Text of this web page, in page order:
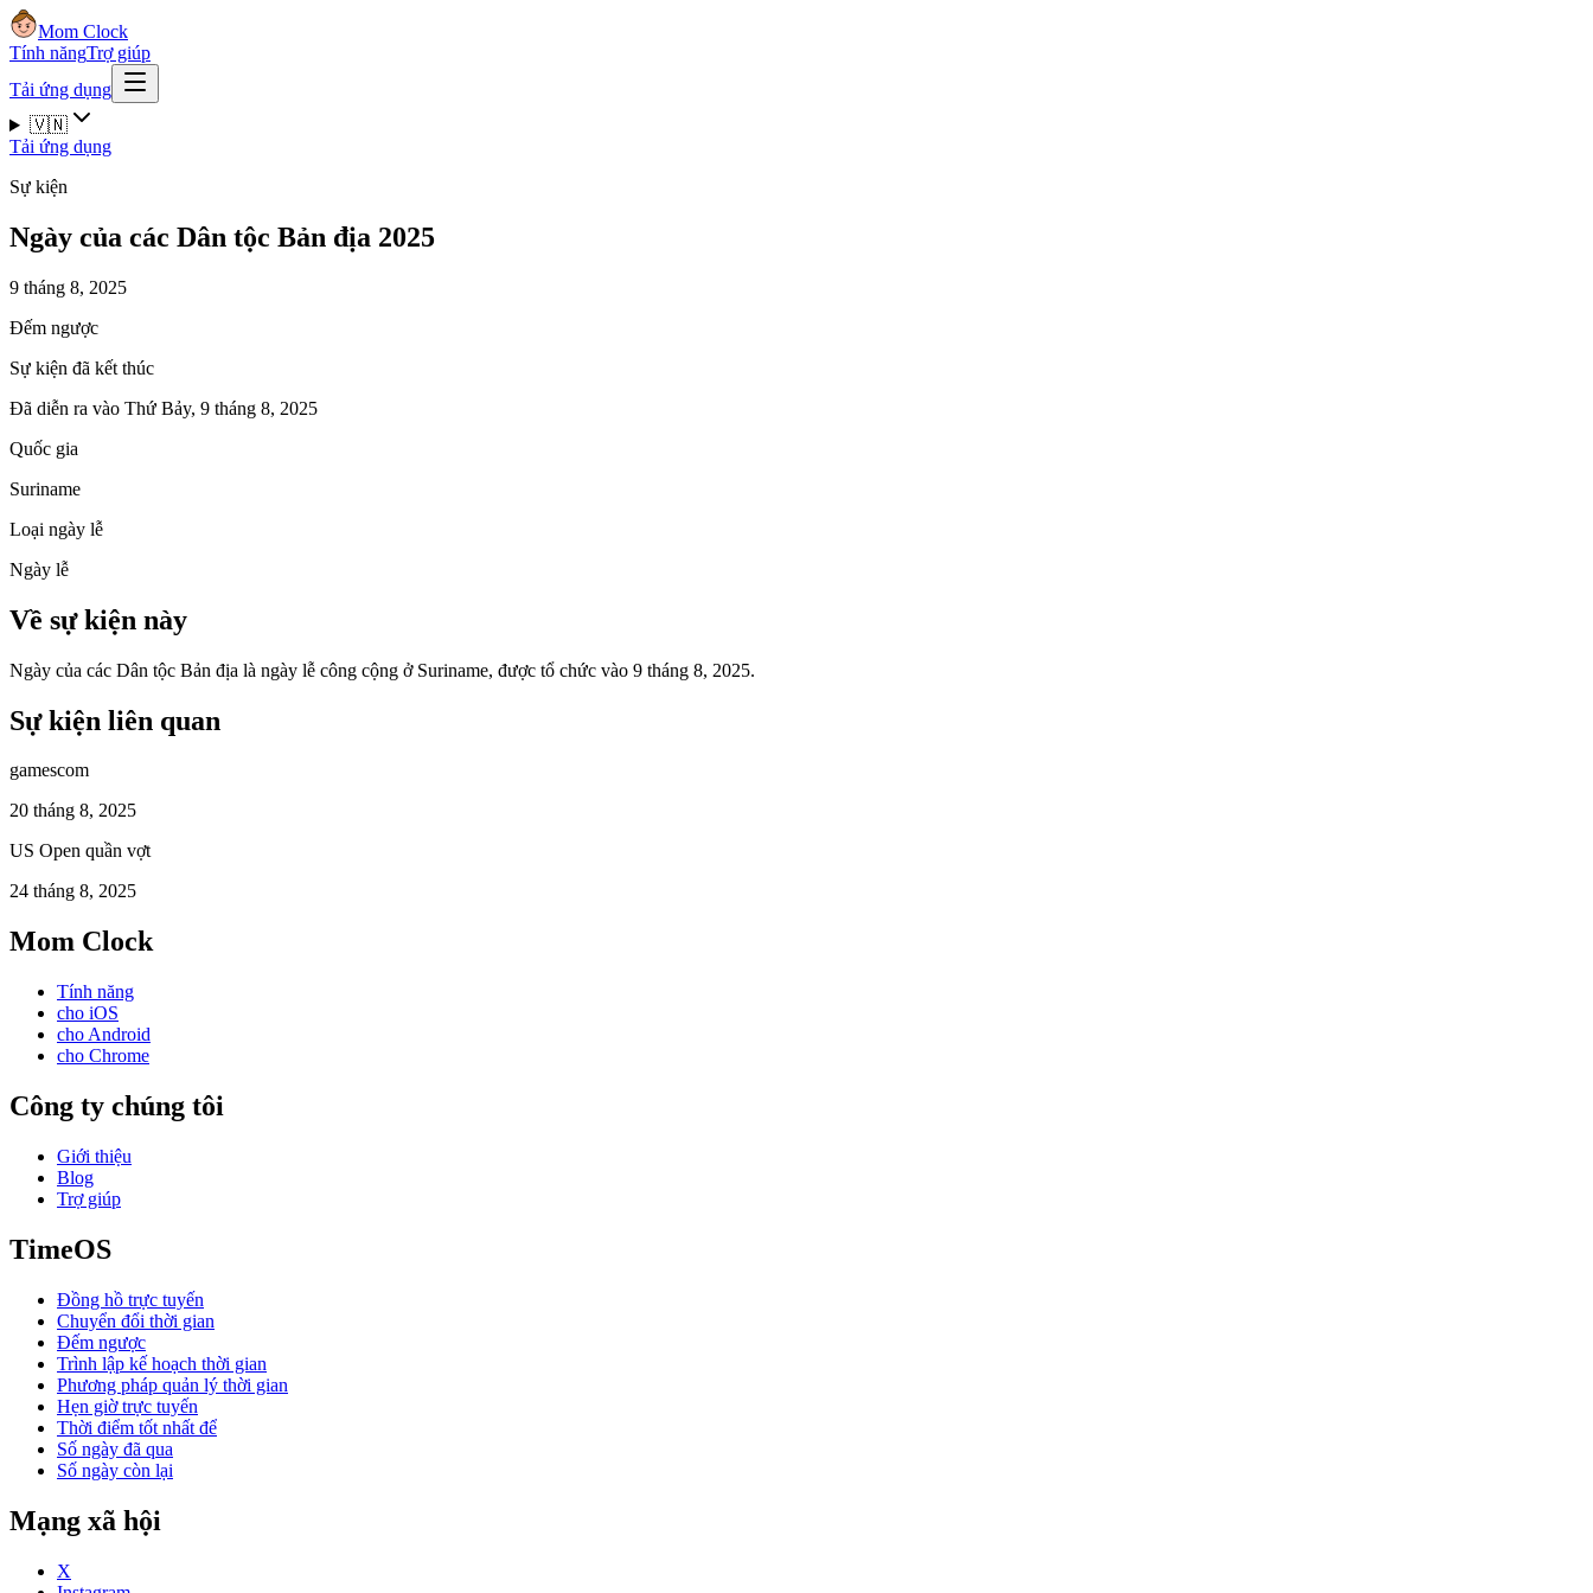
Mom Clock
Tính năngTrợ giúp
Tải ứng dụng
🇻🇳
Tải ứng dụng
Sự kiện
Ngày của các Dân tộc Bản địa 2025
9 tháng 8, 2025
Đếm ngược
Sự kiện đã kết thúc
Đã diễn ra vào Thứ Bảy, 9 tháng 8, 2025
Quốc gia
Suriname
Loại ngày lễ
Ngày lễ
Về sự kiện này
Ngày của các Dân tộc Bản địa là ngày lễ công cộng ở Suriname, được tổ chức vào 9 tháng 8, 2025.
Sự kiện liên quan
gamescom
20 tháng 8, 2025
US Open quần vợt
24 tháng 8, 2025
Mom Clock
Tính năng
cho iOS
cho Android
cho Chrome
Công ty chúng tôi
Giới thiệu
Blog
Trợ giúp
TimeOS
Đồng hồ trực tuyến
Chuyển đổi thời gian
Đếm ngược
Trình lập kế hoạch thời gian
Phương pháp quản lý thời gian
Hẹn giờ trực tuyến
Thời điểm tốt nhất để
Số ngày đã qua
Số ngày còn lại
Mạng xã hội
X